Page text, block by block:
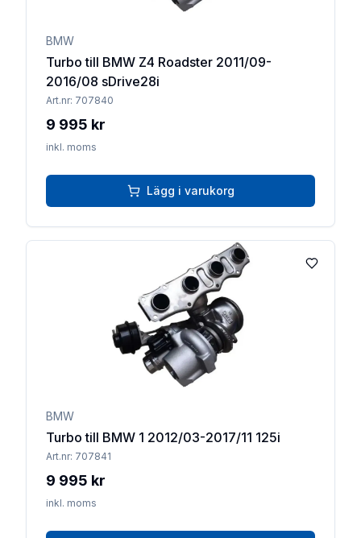
BMW
Turbo till BMW Z4 Roadster 2011/09-
2016/08 sDrive28i
Art.nr: 707840
9 995 kr
inkl. moms
Lägg i varukorg
Lägg till
BMW
Turbo till BMW 1 2012/03-2017/11 125i
Art.nr: 707841
9 995 kr
inkl. moms